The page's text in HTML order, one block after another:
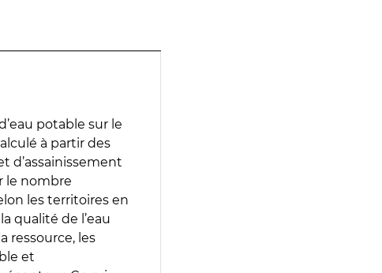
potable sur le
à partir des
d’assainissement
le nombre
les territoires en
qualité de l’eau
ressource, les
et